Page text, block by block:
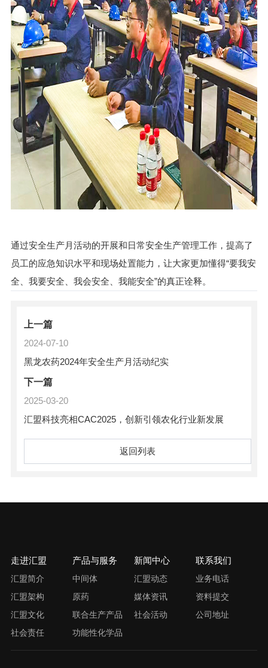
通过安全生产月活动的开展和日常安全生产管理工作，提高了
员工的应急知识水平和现场处置能力，让大家更加懂得“要我安
全、我要安全、我会安全、我能安全”的真正诠释。
上一篇
2024-07-10
黑龙农药2024年安全生产月活动纪实
下一篇
2025-03-20
汇盟科技亮相CAC2025，创新引领农化行业新发展
返回列表
走进汇盟
汇盟简介
汇盟架构
汇盟文化
社会责任
产品与服务
中间体
原药
联合生产产品
功能性化学品
新闻中心
汇盟动态
媒体资讯
社会活动
联系我们
业务电话
资料提交
公司地址